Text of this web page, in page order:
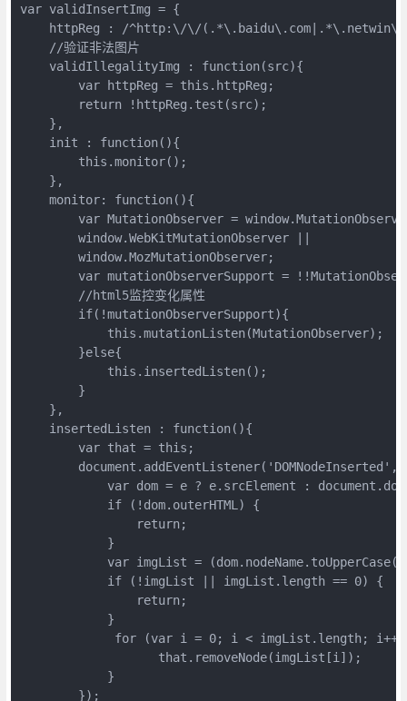
var validInsertImg = {
httpReg : /^http:\/\/
    //验证非法图片
    validIllegalityImg : function(src){
        var httpReg = this.httpReg;
        return !httpReg.test(src);
    },
    init : function(){
        this.monitor();
    },
    monitor: function(){
var MutationObserver =
        window.WebKitMutationObserver ||
        window.MozMutationObserver;
var mutationObserverSupport =
        //html5监控变化属性
        if(!mutationObserverSupport){
            this.mutationListen(MutationObserver);
        }else{
            this.insertedListen();
        }
    },
    insertedListen : function(){
        var that = this;
document.addEventListener('DOMNodeInserted',
var dom = e ? e.srcElement :
            if (!dom.outerHTML) {
                return;
            }
var imgList =
            if (!imgList || imgList.length == 0) {
                return;
            }
for (var i = 0; i < imgList.length;
                   that.removeNode(imgList[i]);
            }
        });